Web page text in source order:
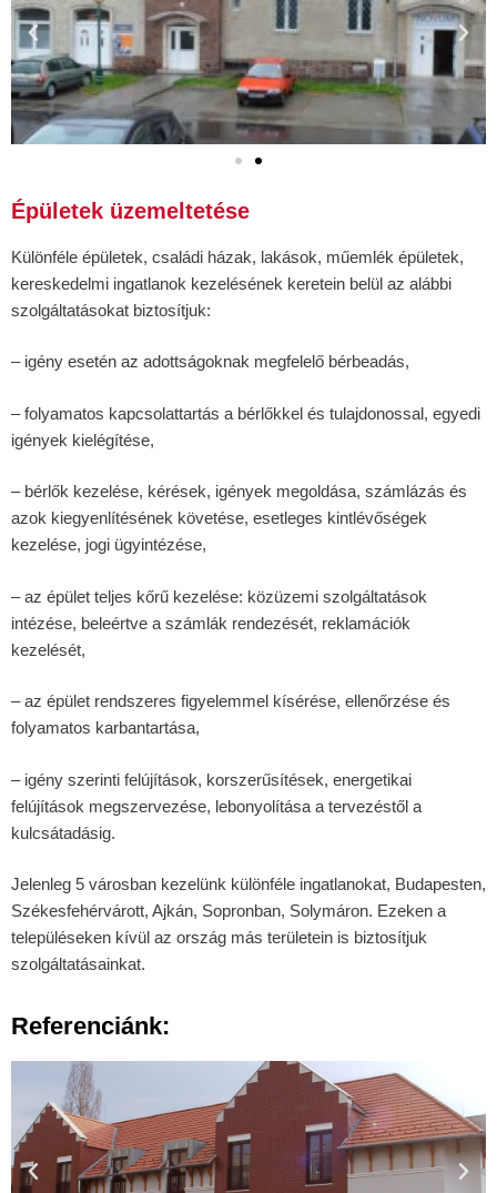
Épületek üzemeltetése
Különféle épületek, családi házak, lakások, műemlék épületek,
kereskedelmi ingatlanok kezelésének keretein belül az alábbi
szolgáltatásokat biztosítjuk:
– igény esetén az adottságoknak megfelelő bérbeadás,
– folyamatos kapcsolattartás a bérlőkkel és tulajdonossal, egyedi
igények kielégítése,
– bérlők kezelése, kérések, igények megoldása, számlázás és
azok kiegyenlítésének követése, esetleges kintlévőségek
kezelése, jogi ügyintézése,
– az épület teljes kőrű kezelése: közüzemi szolgáltatások
intézése, beleértve a számlák rendezését, reklamációk
kezelését,
– az épület rendszeres figyelemmel kísérése, ellenőrzése és
folyamatos karbantartása,
– igény szerinti felújítások, korszerűsítések, energetikai
felújítások megszervezése, lebonyolítása a tervezéstől a
kulcsátadásig.
Jelenleg 5 városban kezelünk különféle ingatlanokat, Budapesten,
Székesfehérvárott, Ajkán, Sopronban, Solymáron. Ezeken a
településeken kívül az ország más területein is biztosítjuk
szolgáltatásainkat.
Referenciánk: